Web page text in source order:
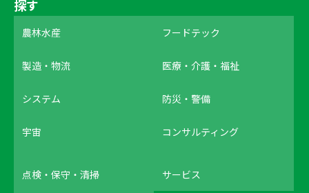
探す
農林水産 フードテック
製造・物流 医療・介護・福祉
システム 防災・警備
宇宙 コンサルティング
点検・保守・清掃 サービス